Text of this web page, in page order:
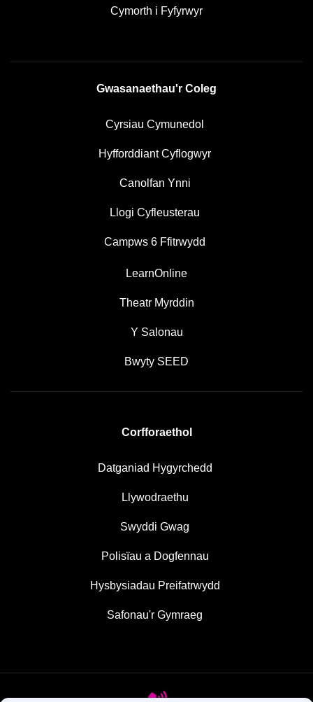
Cymorth i Fyfyrwyr
Gwasanaethau'r Coleg
Cyrsiau Cymunedol
Hyfforddiant Cyflogwyr
Canolfan Ynni
Llogi Cyfleusterau
Campws 6 Ffitrwydd
LearnOnline
Theatr Myrddin
Y Salonau
Bwyty SEED
Corfforaethol
Datganiad Hygyrchedd
Llywodraethu
Swyddi Gwag
Polisïau a Dogfennau
Hysbysiadau Preifatrwydd
Safonau'r Gymraeg